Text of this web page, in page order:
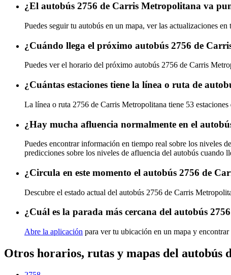
¿El autobús 2756 de Carris Metropolitana va
Puedes seguir tu autobús en un mapa, ver las actualizaciones
¿Cuándo llega el próximo autobús 2756 de
Puedes ver el horario del próximo autobús 2756 de Carris
¿Cuántas estaciones tiene la línea o ruta de
La línea o ruta 2756 de Carris Metropolitana tiene 53 estaciones
¿Hay mucha afluencia normalmente en el
Puedes encontrar información en tiempo real sobre los niveles
predicciones sobre los niveles de afluencia del autobús cuando
¿Circula en este momento el autobús 2756 de
Descubre el estado actual del autobús 2756 de Carris
¿Cuál es la parada más cercana del autobús
Abre la aplicación para ver tu ubicación en un mapa y
Otros horarios, rutas y mapas del